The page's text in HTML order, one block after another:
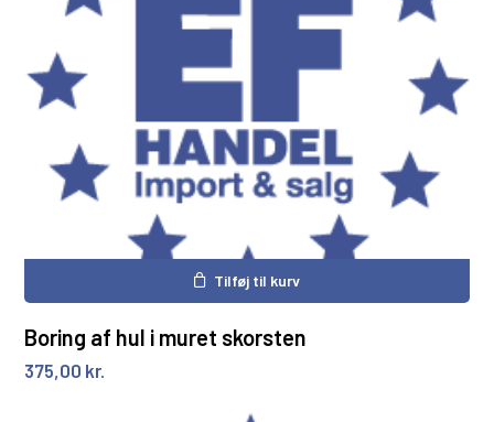
Tilføj til kurv
Boring af hul i muret skorsten
375,00 kr.